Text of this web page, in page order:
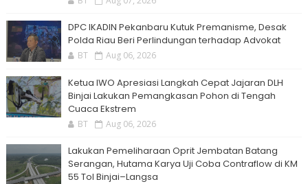
DPC IKADIN Pekanbaru Kutuk Premanisme, Desak
Polda Riau Beri Perlindungan terhadap Advokat
BT Aug 06, 2026
Ketua IWO Apresiasi Langkah Cepat Jajaran DLH
Binjai Lakukan Pemangkasan Pohon di Tengah
Cuaca Ekstrem
BT Aug 06, 2026
Lakukan Pemeliharaan Oprit Jembatan Batang
Serangan, Hutama Karya Uji Coba Contraflow di KM
55 Tol Binjai–Langsa